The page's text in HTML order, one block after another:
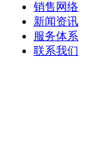
销售网络
新闻资讯
服务体系
联系我们